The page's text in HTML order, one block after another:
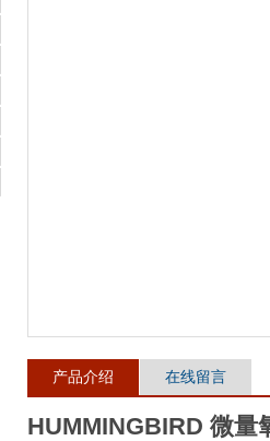
产品介绍 在线留言
HUMMINGBIRD 微量